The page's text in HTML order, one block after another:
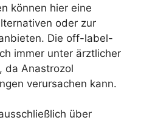
können hier eine
oder zur
Die off-label-
immer unter ärztlicher
da Anastrozol
verursachen kann.
über